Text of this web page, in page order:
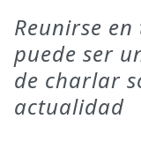
Reunirse
puede ser
de charlar
actualidad